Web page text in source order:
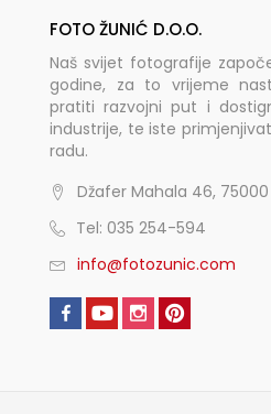
FOTO ŽUNIĆ D.O.O.
Naš svijet fotografije
godine, za to vrijeme
pratiti razvojni put i
industrije, te iste
radu.
Džafer Mahala 46,
Tel: 035 254-594
info@fotozunic.com